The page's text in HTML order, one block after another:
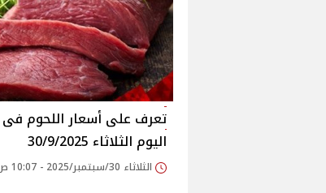
اليوم الثلاثاء 30/9/2025
الثلاثاء 30/سبتمبر/2025 - 10:07 ص